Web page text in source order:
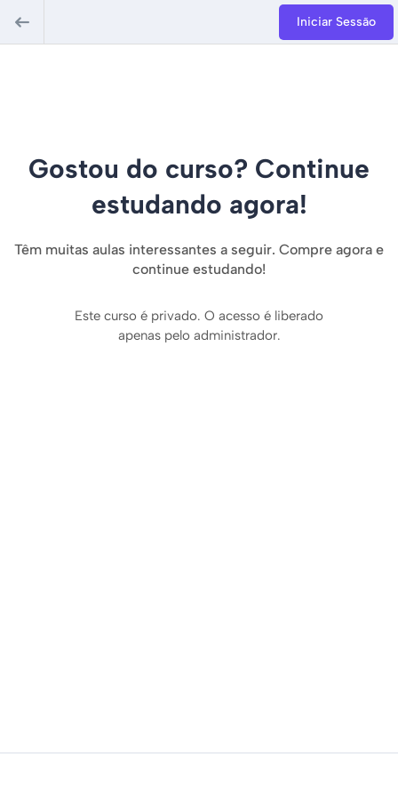
Iniciar Sessão
Gostou do curso? Continue
estudando agora!
Têm muitas aulas interessantes a seguir. Compre agora e
continue estudando!
Este curso é privado. O acesso é liberado
apenas pelo administrador.